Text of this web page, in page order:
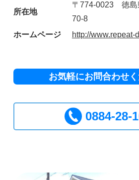
所在地
〒774-0023 徳島
70-8
ホームページ
http://www.repeat-
お気軽にお問合わせく
0884-28-